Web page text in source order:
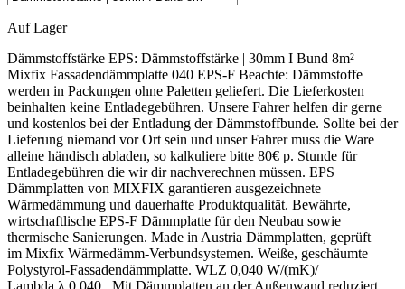
Auf Lager
Dämmstoffstärke EPS: Dämmstoffstärke | 30mm I Bund 8m²
Mixfix Fassadendämmplatte 040 EPS-F Beachte: Dämmstoffe
werden in Packungen ohne Paletten geliefert. Die Lieferkosten
beinhalten keine Entladegebühren. Unsere Fahrer helfen dir gerne
und kostenlos bei der Entladung der Dämmstoffbunde. Sollte bei der
Lieferung niemand vor Ort sein und unser Fahrer muss die Ware
alleine händisch abladen, so kalkuliere bitte 80€ p. Stunde für
Entladegebühren die wir dir nachverechnen müssen. EPS
Dämmplatten von MIXFIX garantieren ausgezeichnete
Wärmedämmung und dauerhafte Produktqualität. Bewährte,
wirtschaftlische EPS-F Dämmplatte für den Neubau sowie
thermische Sanierungen. Made in Austria Dämmplatten, geprüft
im Mixfix Wärmedämm-Verbundsystemen. Weiße, geschäumte
Polystyrol-Fassadendämmplatte. WLZ 0,040 W/(mK)/